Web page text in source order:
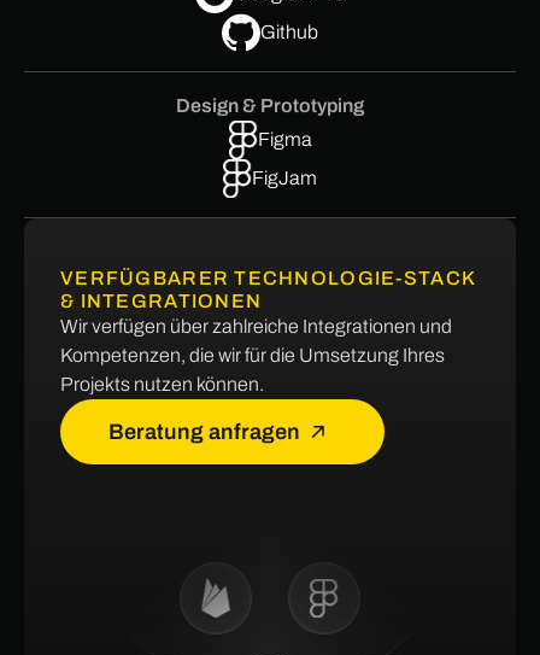
Github
Design & Prototyping
Figma
FigJam
VERFÜGBARER TECHNOLOGIE-STACK
& INTEGRATIONEN
Wir verfügen über zahlreiche Integrationen und
Kompetenzen, die wir für die Umsetzung Ihres
Projekts nutzen können.
Beratung anfragen